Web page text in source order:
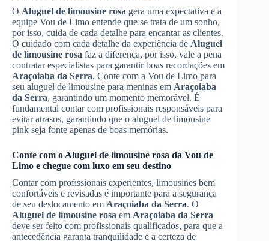
O Aluguel de limousine rosa gera uma expectativa e a
equipe Vou de Limo entende que se trata de um sonho,
por isso, cuida de cada detalhe para encantar as clientes.
O cuidado com cada detalhe da experiência de Aluguel
de limousine rosa faz a diferença, por isso, vale a pena
contratar especialistas para garantir boas recordações em
Araçoiaba da Serra. Conte com a Vou de Limo para
seu aluguel de limousine para meninas em Araçoiaba
da Serra, garantindo um momento memorável. É
fundamental contar com profissionais responsáveis para
evitar atrasos, garantindo que o aluguel de limousine
pink seja fonte apenas de boas memórias.
Conte com o Aluguel de limousine rosa da Vou de
Limo e chegue com luxo em seu destino
Contar com profissionais experientes, limousines bem
confortáveis e revisadas é importante para a segurança
de seu deslocamento em Araçoiaba da Serra. O
Aluguel de limousine rosa em Araçoiaba da Serra
deve ser feito com profissionais qualificados, para que a
antecedência garanta tranquilidade e a certeza de